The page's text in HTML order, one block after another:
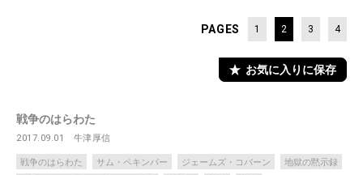
PAGES 1 2 3 4
お気に入りに保存
戦争のはらわた
2017.09.01 牛津厚信
戦争のはらわた サム・ペキンパー ジェームズ・コバーン
地獄の黙示録